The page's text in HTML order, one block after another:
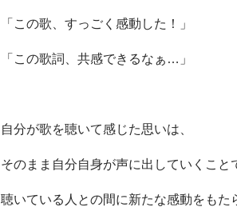
「この歌、すっごく感動した！」
「この歌詞、共感できるなぁ…」
自分が歌を聴いて感じた思いは、
そのまま自分自身が声に出していくこと
聴いている人との間に新たな感動をもた